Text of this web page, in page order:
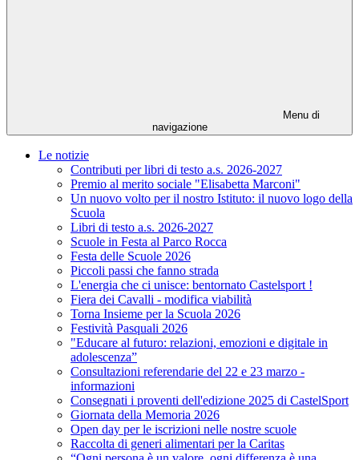
Menu di
navigazione
Le notizie
Contributi per libri di testo a.s. 2026-2027
Premio al merito sociale "Elisabetta Marconi"
Un nuovo volto per il nostro Istituto: il nuovo logo della
Scuola
Libri di testo a.s. 2026-2027
Scuole in Festa al Parco Rocca
Festa delle Scuole 2026
Piccoli passi che fanno strada
L'energia che ci unisce: bentornato Castelsport !
Fiera dei Cavalli - modifica viabilità
Torna Insieme per la Scuola 2026
Festività Pasquali 2026
"Educare al futuro: relazioni, emozioni e digitale in
adolescenza”
Consultazioni referendarie del 22 e 23 marzo -
informazioni
Consegnati i proventi dell'edizione 2025 di CastelSport
Giornata della Memoria 2026
Open day per le iscrizioni nelle nostre scuole
Raccolta di generi alimentari per la Caritas